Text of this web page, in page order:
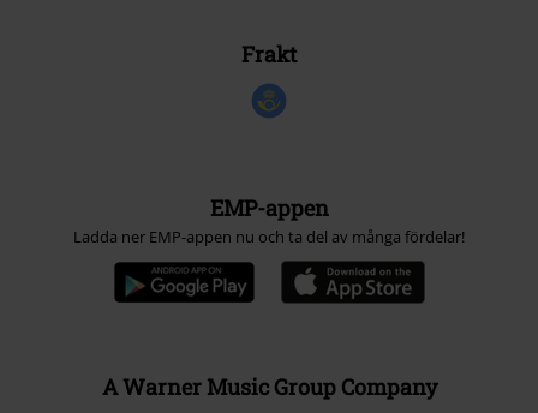
Frakt
EMP-appen
Ladda ner EMP-appen nu och ta del av många fördelar!
A Warner Music Group Company